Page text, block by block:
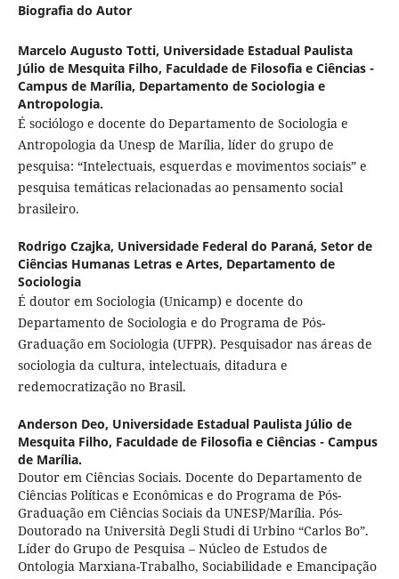
Biografia do Autor
Marcelo Augusto Totti, Universidade Estadual Paulista
Júlio de Mesquita Filho, Faculdade de Filosofia e Ciências -
Campus de Marília, Departamento de Sociologia e
Antropologia.
É sociólogo e docente do Departamento de Sociologia e
Antropologia da Unesp de Marília, líder do grupo de
pesquisa: “Intelectuais, esquerdas e movimentos sociais” e
pesquisa temáticas relacionadas ao pensamento social
brasileiro.
Rodrigo Czajka, Universidade Federal do Paraná, Setor de
Ciências Humanas Letras e Artes, Departamento de
Sociologia
É doutor em Sociologia (Unicamp) e docente do
Departamento de Sociologia e do Programa de Pós-
Graduação em Sociologia (UFPR). Pesquisador nas áreas de
sociologia da cultura, intelectuais, ditadura e
redemocratização no Brasil.
Anderson Deo, Universidade Estadual Paulista Júlio de
Mesquita Filho, Faculdade de Filosofia e Ciências - Campus
de Marília.
Doutor em Ciências Sociais. Docente do Departamento de
Ciências Políticas e Econômicas e do Programa de Pós-
Graduação em Ciências Sociais da UNESP/Marília. Pós-
Doutorado na Università Degli Studi di Urbino “Carlos Bo”.
Líder do Grupo de Pesquisa – Núcleo de Estudos de
Ontologia Marxiana-Trabalho, Sociabilidade e Emancipação